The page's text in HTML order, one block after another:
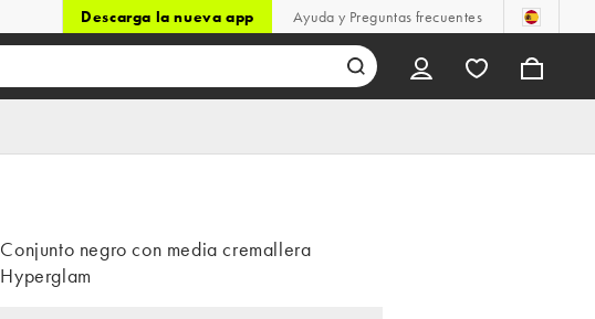
Descarga la nueva app Ayuda y Preguntas frecuentes
Conjunto negro con media cremallera
Hyperglam